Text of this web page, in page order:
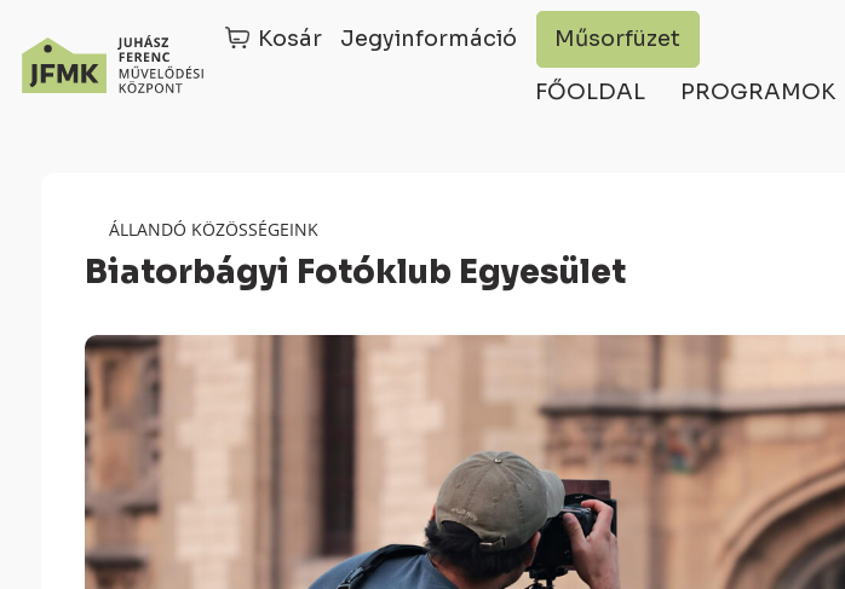
Kosár Jegyinformáció Műsorfüzet
FŐOLDAL PROGRAMOK
ÁLLANDÓ KÖZÖSSÉGEINK
Biatorbágyi Fotóklub Egyesület